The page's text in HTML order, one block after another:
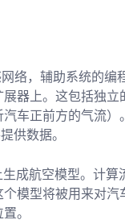
络，辅助系统的编
器上。这包括独立
车正前方的气流
供数据。
成航空模型。计
模型将被用来对汽
。